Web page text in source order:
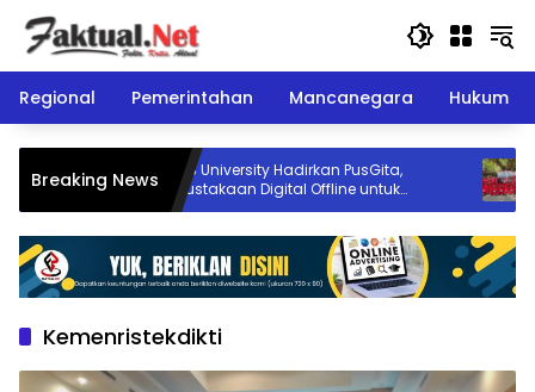
Langsung
konten
Regional
Pemerintahan Mancanegara Hukum
Breaking NewsBINUS University Hadirkan PusGita,
Perpustakaan Digital Offline untuk
Sekolah Pelosok Sulawesi Selatan
Kemenristekdikti